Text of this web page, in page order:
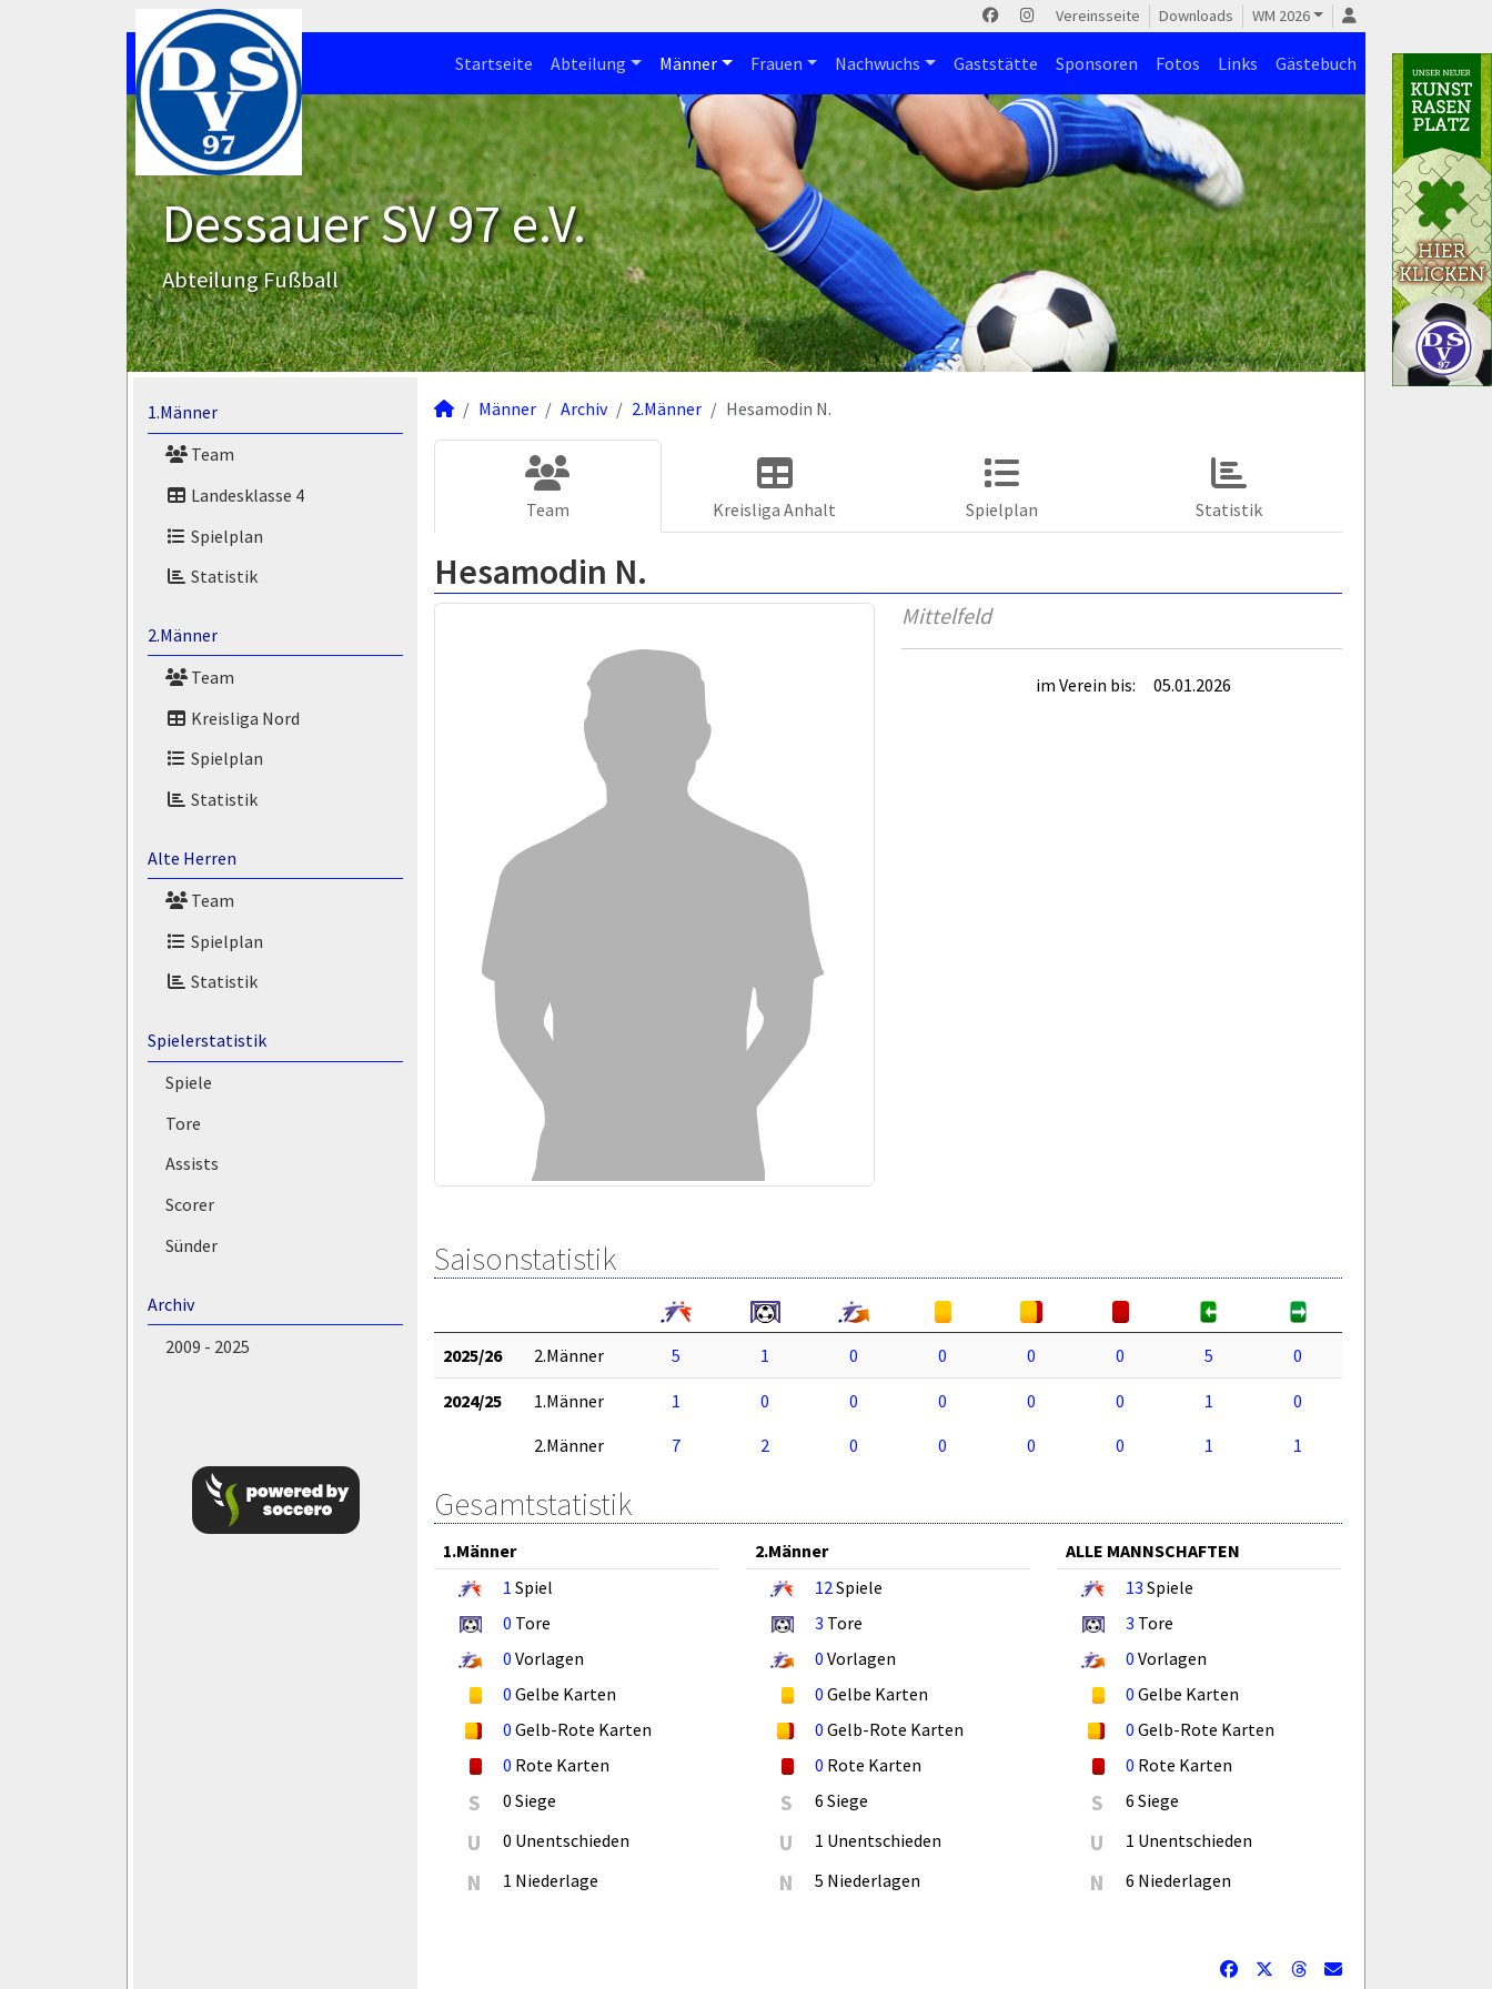
Vereinsseite Downloads WM 2026
Startseite Abteilung Männer Frauen Nachwuchs Gaststätte Sponsoren Fotos Links Gästebuch
Dessauer SV 97 e.V.
Abteilung Fußball
1.Männer
Team
Landesklasse 4
Spielplan
Statistik
2.Männer
Team
Kreisliga Nord
Spielplan
Statistik
Alte Herren
Team
Spielplan
Statistik
Spielerstatistik
Spiele
Tore
Assists
Scorer
Sünder
Archiv
2009 - 2025
Männer Archiv 2.Männer Hesamodin N.
Team Kreisliga Anhalt Spielplan Statistik
Hesamodin N.
Mittelfeld
im Verein bis: 05.01.2026
Saisonstatistik
2025/26 2.Männer 5 1 0 0 0 0 5 0
2024/25 1.Männer 1 0 0 0 0 0 1
0
2.Männer
7 2 0 0 0 0 1 1
Gesamtstatistik
1.Männer
1 Spiel
0 Tore
0 Vorlagen
0 Gelbe Karten
0 Gelb-Rote Karten
0 Rote Karten
S 0 Siege
U 0 Unentschieden
N 1 Niederlage
2.Männer
12Spiele
3 Tore
0 Vorlagen
0 Gelbe Karten
0 Gelb-Rote Karten
0 Rote Karten
S 6 Siege
U 1 Unentschieden
N 5 Niederlagen
ALLE MANNSCHAFTEN
13 Spiele
3 Tore
0 Vorlagen
0 Gelbe Karten
0 Gelb-Rote Karten
0 Rote Karten
S 6 Siege
U 1 Unentschieden
N 6 Niederlagen